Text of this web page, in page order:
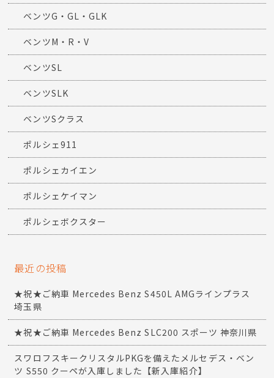
ベンツG・GL・GLK
ベンツM・R・V
ベンツSL
ベンツSLK
ベンツSクラス
ポルシェ911
ポルシェカイエン
ポルシェケイマン
ポルシェボクスター
最近の投稿
★祝★ご納車 Mercedes Benz S450L AMGラインプラス
埼玉県
★祝★ご納車 Mercedes Benz SLC200 スポーツ 神奈川県
スワロフスキークリスタルPKGを備えたメルセデス・ベン
ツ S550 クーペが入庫しました【新入庫紹介】